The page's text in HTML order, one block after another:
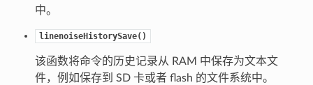
中。
linenoiseHistorySave()
该函数将命令的历史记录从 RAM 中保存为文本文
件，例如保存到 SD 卡或者 flash 的文件系统中。